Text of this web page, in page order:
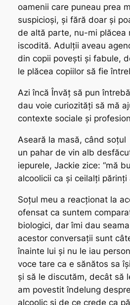
oamenii care puneau prea
suspicioși, și fără doar și
de altă parte, nu-mi plăcea
iscodită. Adulții aveau
din copii povești și fabule,
le plăcea copiilor să fie
Azi încă Învăț să pun
dau voie curiozități să mă
contexte sociale și
Aseară la masă, când
un pahar de vin alb
iepurele, Jackie zice: “mă
alcoolicii ca și ceilalți părinți
Soțul meu a reacționat la
ofensat ca suntem
biologici, dar îmi dau
acestor conversații sunt
înainte lui și nu le iau
voce tare ca e sănătos sa
și să le discutăm, decât să
am povestit îndelung
alcoolic și de ce crede ca